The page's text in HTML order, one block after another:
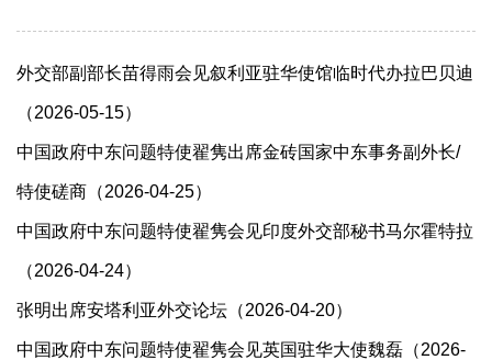
外交部副部长苗得雨会见叙利亚驻华使馆临时代办拉巴贝迪
（2026-05-15）
中国政府中东问题特使翟隽出席金砖国家中东事务副外长/
特使磋商（2026-04-25）
中国政府中东问题特使翟隽会见印度外交部秘书马尔霍特拉
（2026-04-24）
张明出席安塔利亚外交论坛（2026-04-20）
中国政府中东问题特使翟隽会见英国驻华大使魏磊（2026-